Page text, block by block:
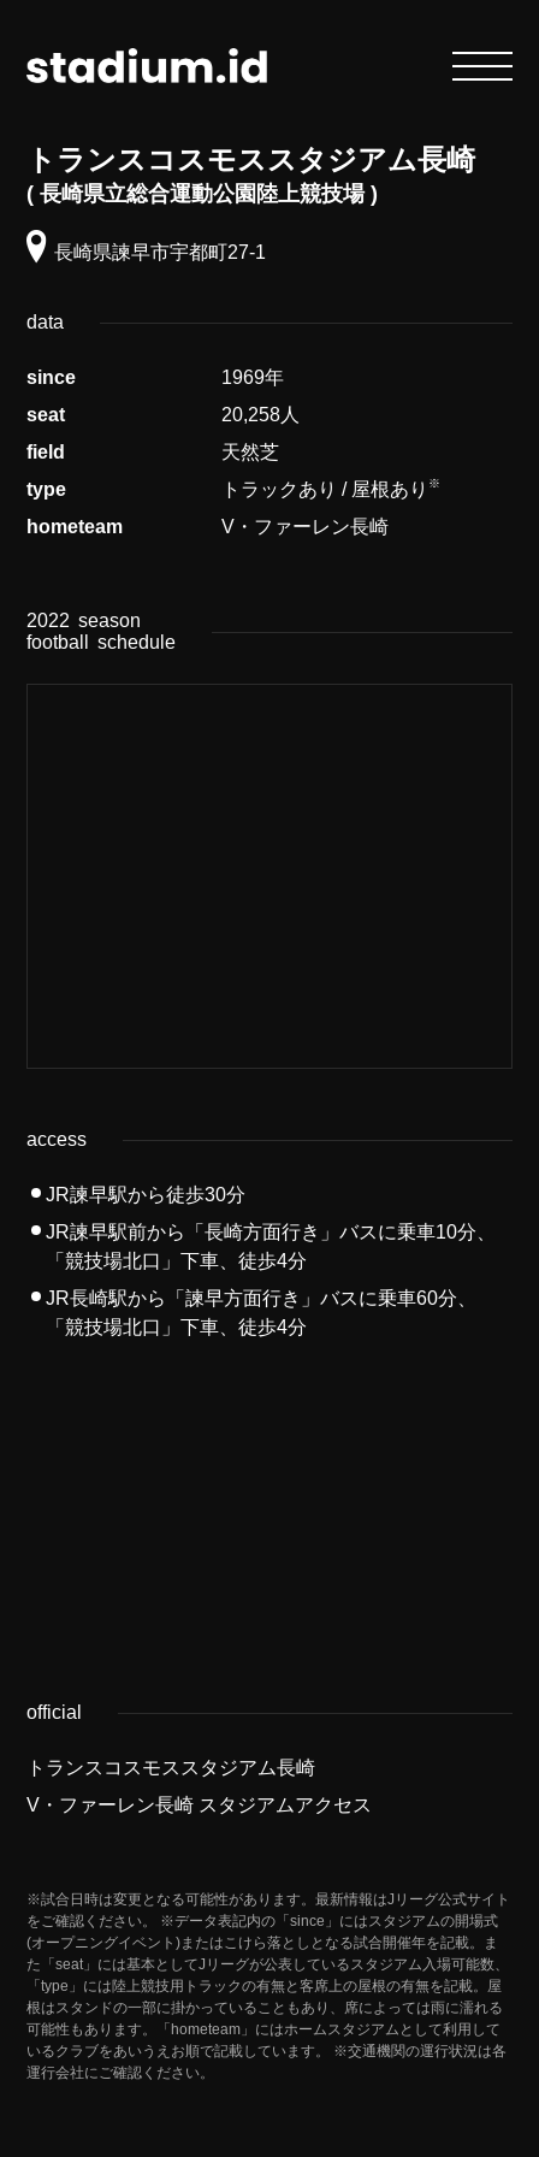
トランスコスモススタジアム長崎
長崎県立総合運動公園陸上競技場
長崎県諫早市宇都町27-1
data
since
1969年
seat
20,258人
field
天然芝
type
トラックあり / 屋根あり ※
hometeam V・ファーレン長崎
2022 season
football
schedule
access
JR諫早駅から徒歩30分
JR諫早駅前から「長崎方面行き」バスに乗車10分、
「競技場北口」下車、徒歩4分
JR長崎駅から「諫早方面行き」バスに乗車60分、
「競技場北口」下車、徒歩4分
official
トランスコスモススタジアム長崎
V・ファーレン長崎 スタジアムアクセス
※試合日時は変更となる可能性があります。最新情報はJリーグ公式サイト
をご確認ください。 ※データ表記内の「since」にはスタジアムの開場式
(オープニングイベント)またはこけら落としとなる試合開催年を記載。ま
た「seat」には基本としてJリーグが公表しているスタジアム入場可能数、
「type」には陸上競技用トラックの有無と客席上の屋根の有無を記載。屋
根はスタンドの一部に掛かっていることもあり、席によっては雨に濡れる
可能性もあります。「hometeam」にはホームスタジアムとして利用して
いるクラブをあいうえお順で記載しています。 ※交通機関の運行状況は各
運行会社にご確認ください。